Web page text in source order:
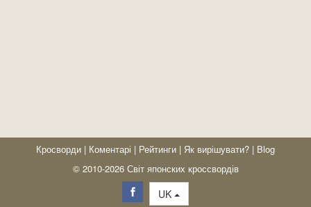
Кросворди | Коментарі | Рейтинги | Як вирішувати? | Blog
© 2010-2026 Світ японских кроссвордів
UK